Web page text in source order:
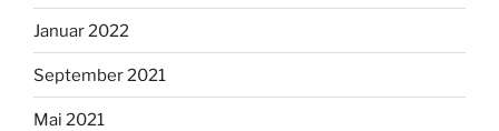
Januar 2022
September 2021
Mai 2021